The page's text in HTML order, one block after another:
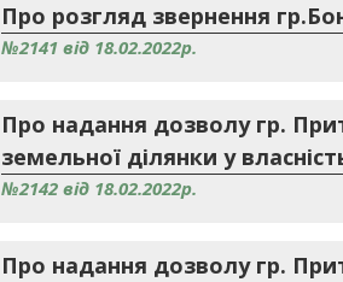
Про розгляд звернення
№2141 від 18.02.2022р.
Про надання дозволу гр.
земельної ділянки у
№2142 від 18.02.2022р.
Про надання дозволу гр.